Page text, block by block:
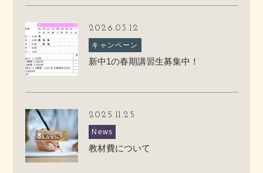
2026.03.12
キャンペーン
新中1の春期講習生募集中！
2025.11.25
News
教材費について